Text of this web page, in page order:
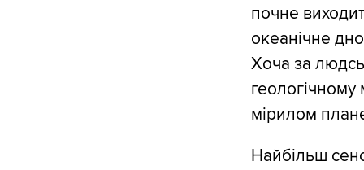
почне
океанічне
Хоча за
мірилом
Найбільш